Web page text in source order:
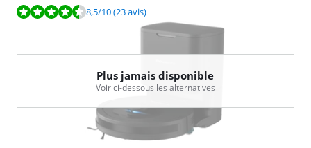
La note est de 8,5 sur 10, basée sur 23 avis.
8,5/10(23 avis)
Plus jamais disponible
Voir ci-dessous les alternatives